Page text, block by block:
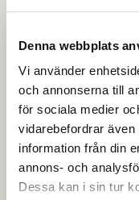
Denna webbplats
Vi använder
och annonserna till
för sociala medier
vidarebefordrar
information från din
annons- och
Dessa kan i sin tur